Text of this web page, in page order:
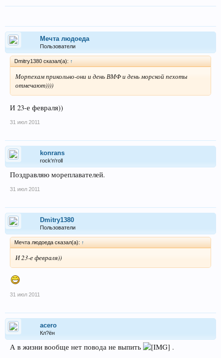
Мечта людоеда
Пользователи
Dmitry1380 сказал(а): ↑
Морпехам прикольно-они и день ВМФ и день морской пехоты
отмечают))))
И 23-е февраля))
31 июл 2011
konrans
rock'n'roll
Поздравляю мореплавателей.
31 июл 2011
Dmitry1380
Пользователи
Мечта людоеда сказал(а): ↑
И 23-е февраля))
31 июл 2011
acero
Кл?ён
А в жизни вообще нет повода не выпить .